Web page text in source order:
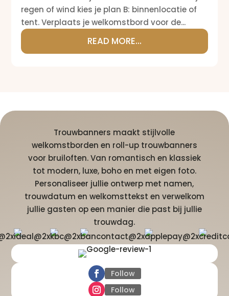
regen of wind kies je plan B: binnenlocatie of
tent. Verplaats je welkomstbord voor de...
READ MORE...
Trouwbanners maakt stijlvolle
welkomstborden en roll-up trouwbanners
voor bruiloften. Van romantisch en klassiek
tot modern, luxe, boho en met eigen foto.
Personaliseer jullie ontwerp met namen,
trouwdatum en welkomsttekst en verwelkom
jullie gasten op een manier die past bij jullie
trouwdag.
Follow
Follow